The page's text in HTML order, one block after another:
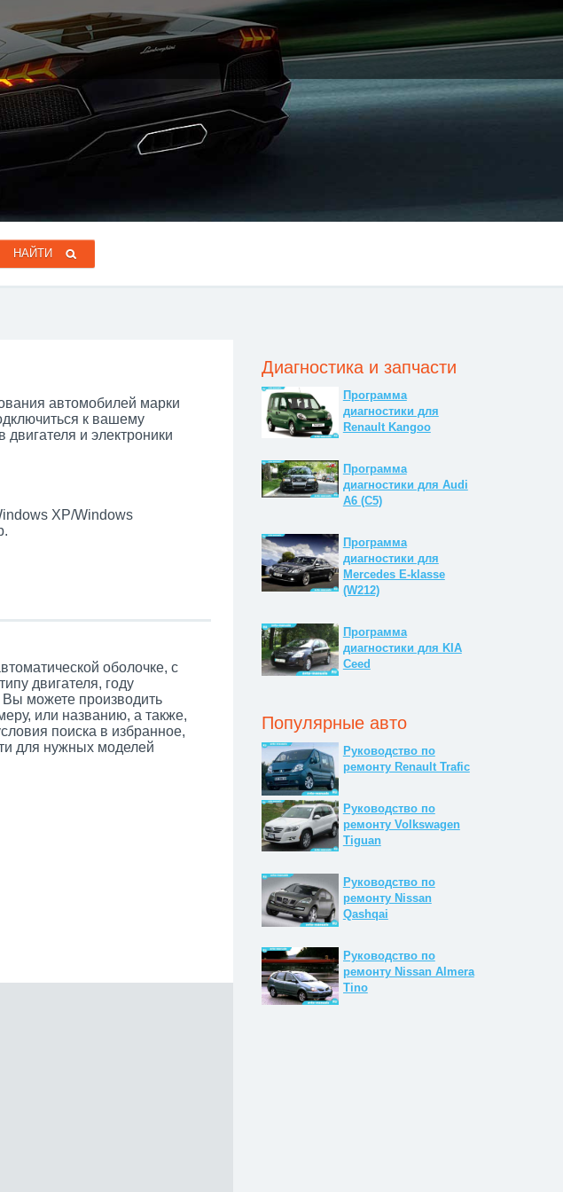
автомобилей марки
к вашему
и электроники
XP/Windows
оболочке, с
двигателя, году
можете производить
или названию, а также,
поиска в избранное,
для нужных моделей
Диагностика и запчасти
Программа
диагностики для
Renault Kangoo
Программа
диагностики для Audi
A6 (C5)
Программа
диагностики для
Mercedes E-klasse
(W212)
Программа
диагностики для KIA
Ceed
Популярные авто
Руководство по
ремонту Renault Trafic
Руководство по
ремонту Volkswagen
Tiguan
Руководство по
ремонту Nissan
Qashqai
Руководство по
ремонту Nissan Almera
Tino